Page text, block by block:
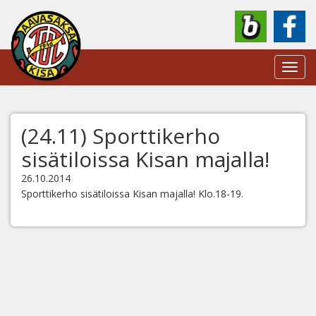
(24.11) Sporttikerho
sisätiloissa Kisan majalla!
26.10.2014
Sporttikerho sisätiloissa Kisan majalla! Klo.18-19.